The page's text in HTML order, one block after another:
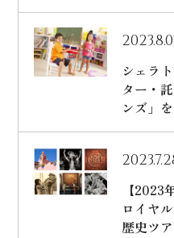
シェラ
ター・
ンズ」
【2023
ロイヤ
歴史ツ
ハワイの最新情報
お問い合わせ 宿泊+
宿泊予約のみのお客様
シェラトン・ワイキキ・
ロイヤルハワイアン ラグ
モアナサーフライダー
ご予約内容の確認・キャ